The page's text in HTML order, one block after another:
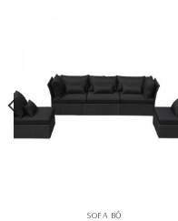
SOFA BỘ